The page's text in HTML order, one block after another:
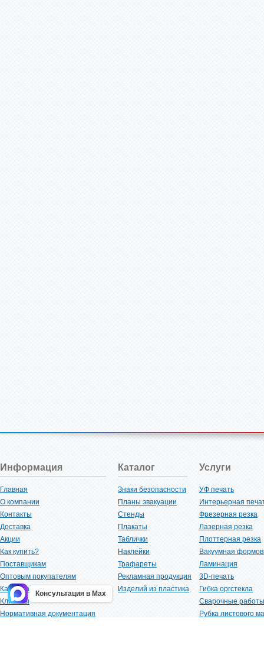
Информация Каталог Услуги
Главная Знаки безопасности
УФ печать
О компании
Планы эвакуации
Интерьерная
Контакты
Стенды
Фрезерная резка
Доставка
Плакаты
Лазерная резка
Акции
Таблички
Плоттерная резка
Как купить?
Наклейки
Вакуумная
Поставщикам
Трафареты
Ламинация
Оптовым покупателям
Рекламная продукция
3D-печать
Карта сайта
Изделий из пластика
Гибка оргстекла
Клиенты
Сварочные работы
Нормативная документация
Рубка листового
Консультация в Max